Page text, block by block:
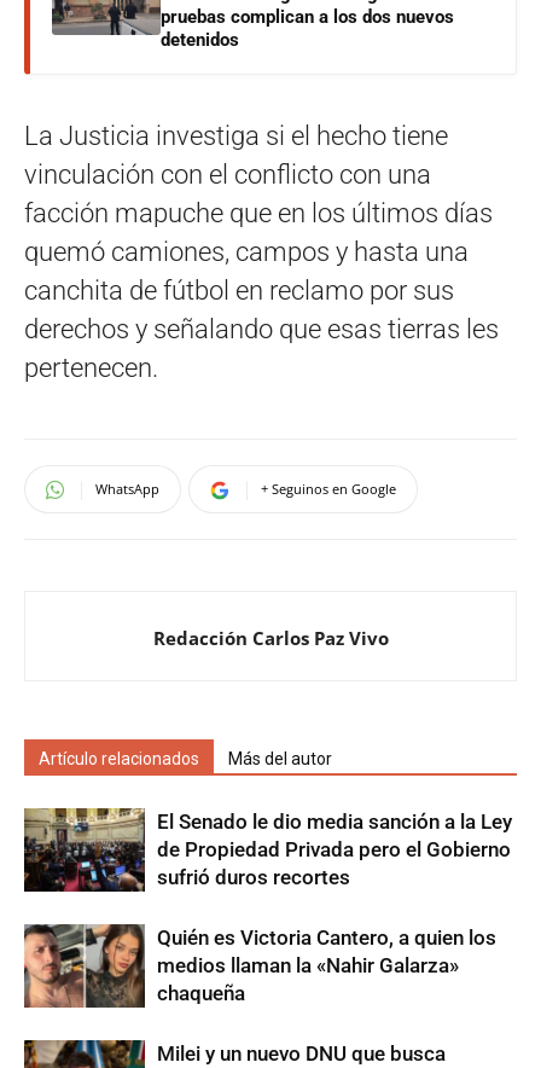
pruebas complican a los dos nuevos
detenidos
La Justicia investiga si el hecho tiene
vinculación con el conflicto con una
facción mapuche que en los últimos días
quemó camiones, campos y hasta una
canchita de fútbol en reclamo por sus
derechos y señalando que esas tierras les
pertenecen.
WhatsApp + Seguinos en Google
Redacción Carlos Paz Vivo
Artículo relacionados Más del autor
El Senado le dio media sanción a la Ley
de Propiedad Privada pero el Gobierno
sufrió duros recortes
Quién es Victoria Cantero, a quien los
medios llaman la «Nahir Galarza»
chaqueña
Milei y un nuevo DNU que busca